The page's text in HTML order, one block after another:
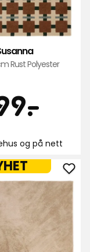
Rust Polyester
-
.
kr
og på nett
til